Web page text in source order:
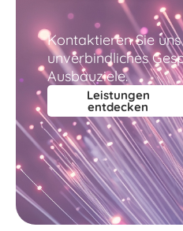
Kontaktieren Sie
unverbindliches
Ausbauziele.
Leistungen
entdecken